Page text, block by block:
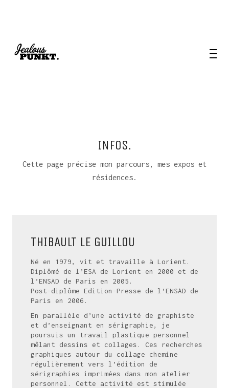
INFOS.
Cette page précise mon parcours, mes expos et
résidences.
THIBAULT LE GUILLOU
Né en 1979, vit et travaille à Lorient.
Diplômé de l’ESA de Lorient en 2000 et de
l’ENSAD de Paris en 2005.
Post-diplôme Edition-Presse de l’ENSAD de
Paris en 2006.
En parallèle d’une activité de graphiste
et d’enseignant en sérigraphie, je
poursuis un travail plastique personnel
mêlant dessins et collages. Ces recherches
graphiques autour du collage chemine
régulièrement vers l’édition de
sérigraphies imprimées dans mon atelier
personnel. Cette activité est stimulée